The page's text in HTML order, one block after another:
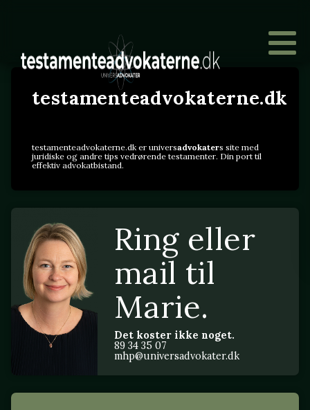
testamenteadvokaterne.dk
testamenteadvokaterne.dk er universadvokaters site med
juridiske og andre tips vedrørende testamenter. Din port til
effektiv advokatbistand.
Ring eller
mail til
Marie.
Det koster ikke noget.
89 34 35 07
mhp@universadvokater.dk